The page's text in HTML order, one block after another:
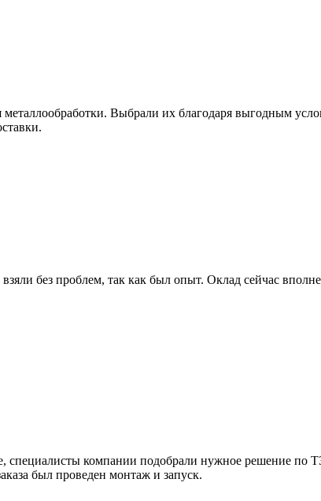
Выбрали их благодаря выгодным
взяли без проблем, так как был опыт. Оклад сейчас
специалисты компании подобрали нужное решение по
был проведен монтаж и запуск.